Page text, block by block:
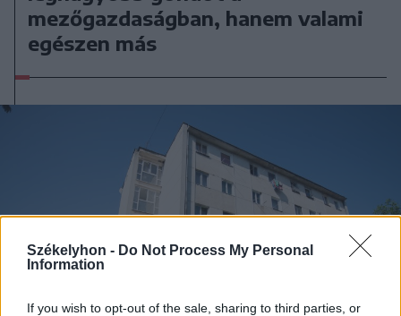
Székelyhon - Do Not Process My Personal
Information
If you wish to opt-out of the sale, sharing to third parties, or
mezőgazdaságban, hanem valami
egészen más